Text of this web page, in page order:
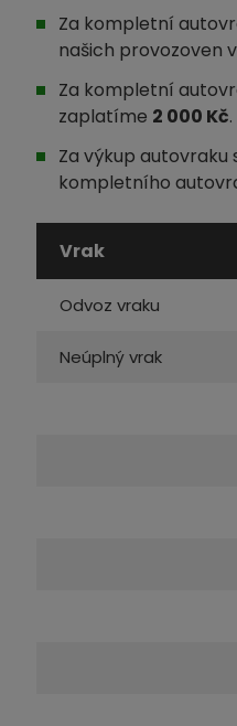
Za kompletní
našich provozoven
Za kompletní
zaplatíme 2 000 Kč.
Za výkup
kompletního
Vrak
Odvoz vraku
Neúplný vrak